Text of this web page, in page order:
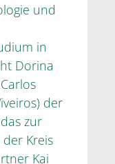
und
in
Dorina
der
zur
Kreis
Kai